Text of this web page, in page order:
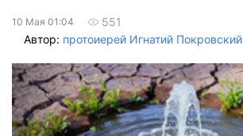
10 Мая 01:04
551
Автор: протоиерей Игнатий Покровский